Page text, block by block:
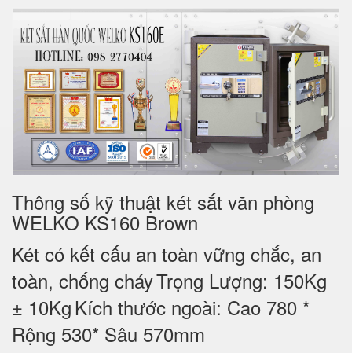
Thông số kỹ thuật két sắt văn phòng
WELKO KS160 Brown
Két có kết cấu an toàn vững chắc, an
toàn, chống cháyTrọng Lượng: 150Kg
± 10Kg Kích thước ngoài: Cao 780 *
Rộng 530* Sâu 570mm